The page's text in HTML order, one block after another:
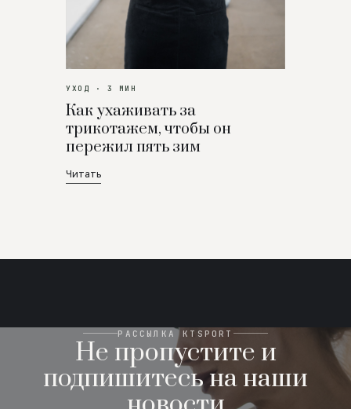
УХОД · 3 МИН
Как ухаживать за
трикотажем, чтобы он
пережил пять зим
Читать
РАССЫЛКА KTSPORT
Не пропустите и
подпишитесь на наши